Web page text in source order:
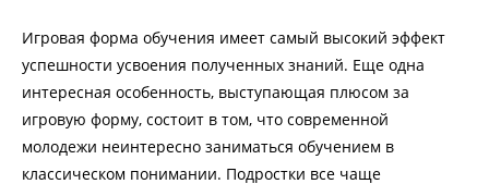
Игровая форма обучения имеет самый высокий эффект
успешности усвоения полученных знаний. Еще одна
интересная особенность, выступающая плюсом за
игровую форму, состоит в том, что современной
молодежи неинтересно заниматься обучением в
классическом понимании. Подростки все чаще